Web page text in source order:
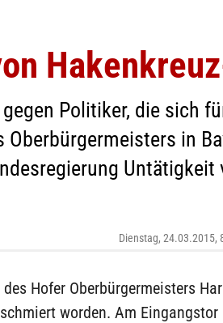
Politiker, die sich
in
Untätigkeit
Dienstag, 24.03.2015,
Hofer Oberbürgermeisters
worden. Am Eingangstor